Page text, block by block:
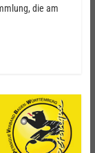
die am